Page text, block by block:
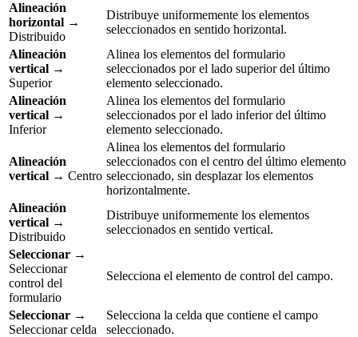
Alineación
horizontal →
Distribuido
Distribuye uniformemente los elementos
seleccionados en sentido horizontal.
Alineación
vertical →
Superior
Alinea los elementos del formulario
seleccionados por el lado superior del último
elemento seleccionado.
Alineación
vertical →
Inferior
Alinea los elementos del formulario
seleccionados por el lado inferior del último
elemento seleccionado.
Alineación
vertical → Centro
Alinea los elementos del formulario
seleccionados con el centro del último elemento
seleccionado, sin desplazar los elementos
horizontalmente.
Alineación
vertical →
Distribuido
Distribuye uniformemente los elementos
seleccionados en sentido vertical.
Seleccionar →
Seleccionar
control del
formulario
Selecciona el elemento de control del campo.
Seleccionar →
Seleccionar celda
Selecciona la celda que contiene el campo
seleccionado.